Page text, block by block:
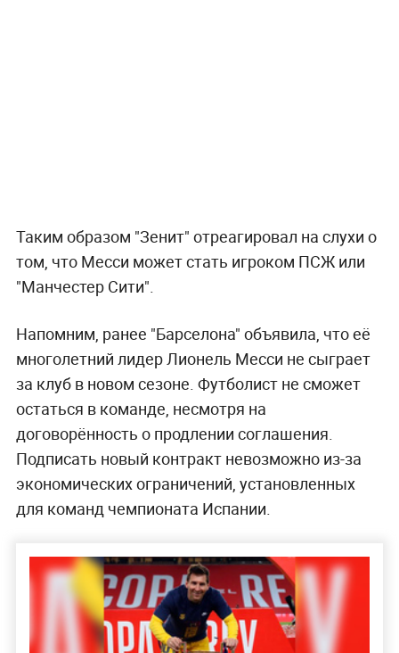
Таким образом "Зенит" отреагировал на слухи о
том, что Месси может стать игроком ПСЖ или
"Манчестер Сити".
Напомним, ранее "Барселона" объявила, что её
многолетний лидер Лионель Месси не сыграет
за клуб в новом сезоне. Футболист не сможет
остаться в команде, несмотря на
договорённость о продлении соглашения.
Подписать новый контракт невозможно из-за
экономических ограничений, установленных
для команд чемпионата Испании.